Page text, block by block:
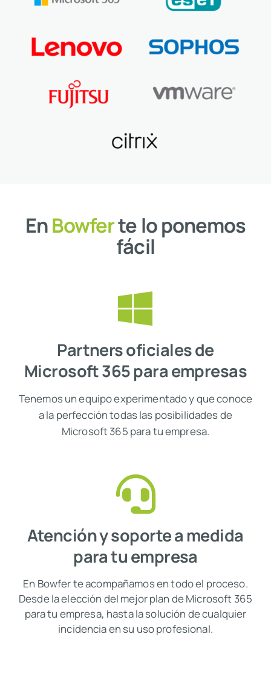
EnBowferte lo ponemos
fácil
Partners oficiales de
Microsoft 365 para empresas
Tenemos un equipo experimentado y que conoce
a la perfección todas las posibilidades de
Microsoft 365 para tu empresa.
Atención y soporte a medida
para tu empresa
En Bowfer te acompañamos en todo el proceso.
Desde la elección del mejor plan de Microsoft 365
para tu empresa, hasta la solución de cualquier
incidencia en su uso profesional.